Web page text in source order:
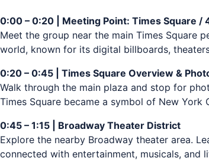
0:00 – 0:20 | Meeting Point: Times Square /
Meet the group near the main Times Square
world, known for its digital billboards,
0:20 – 0:45 | Times Square Overview &
Walk through the main plaza and stop for
Times Square became a symbol of New York
0:45 – 1:15 | Broadway Theater District
Explore the nearby Broadway theater area.
connected with entertainment, musicals, and